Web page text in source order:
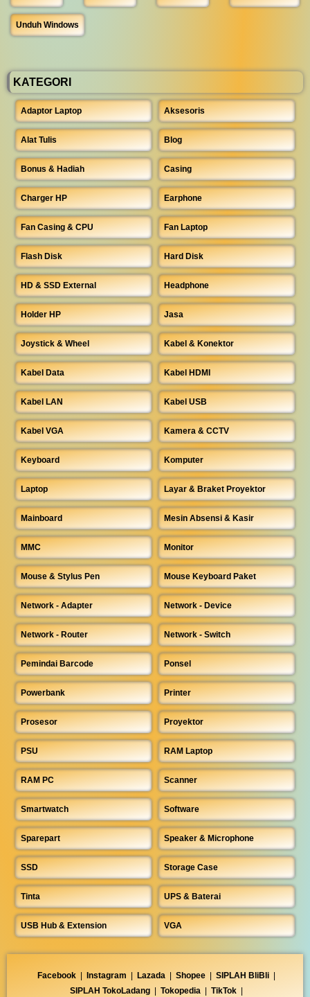
Unduh Windows
KATEGORI
Adaptor Laptop Aksesoris
Alat Tulis Blog
Bonus & Hadiah Casing
Charger HP Earphone
Fan Casing & CPU Fan Laptop
Flash Disk Hard Disk
HD & SSD External Headphone
Holder HP Jasa
Joystick & Wheel Kabel & Konektor
Kabel Data Kabel HDMI
Kabel LAN Kabel USB
Kabel VGA Kamera & CCTV
Keyboard Komputer
Laptop Layar & Braket Proyektor
Mainboard Mesin Absensi & Kasir
MMC Monitor
Mouse & Stylus Pen Mouse Keyboard Paket
Network - Adapter Network - Device
Network - Router Network - Switch
Pemindai Barcode Ponsel
Powerbank Printer
Prosesor Proyektor
PSU RAM Laptop
RAM PC Scanner
Smartwatch Software
Sparepart Speaker & Microphone
SSD Storage Case
Tinta UPS & Baterai
USB Hub & Extension VGA
Facebook | Instagram | Lazada | Shopee | SIPLAH BliBli |
SIPLAH TokoLadang | Tokopedia | TikTok |